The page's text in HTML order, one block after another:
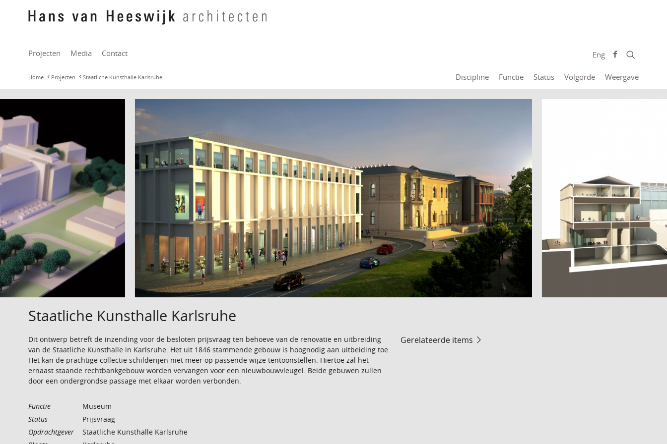
Projecten Media Contact Eng
Home Projecten Staatliche Kunsthalle Karlsruhe Discipline Functie Status Volgorde Weergave
Staatliche Kunsthalle Karlsruhe
Dit ontwerp betreft de inzending voor de besloten prijsvraag ten behoeve van de renovatie en uitbreiding
van de Staatliche Kunsthalle in Karlsruhe. Het uit 1846 stammende gebouw is hoognodig aan uitbeiding toe.
Het kan de prachtige collectie schilderijen niet meer op passende wijze tentoonstellen. Hiertoe zal het
ernaast staande rechtbankgebouw worden vervangen voor een nieuwbouwvleugel. Beide gebuwen zullen
door een ondergrondse passage met elkaar worden verbonden.
Functie
Museum
Status
Prijsvraag
Opdrachtgever
Staatliche Kunsthalle Karlsruhe
Gerelateerde items